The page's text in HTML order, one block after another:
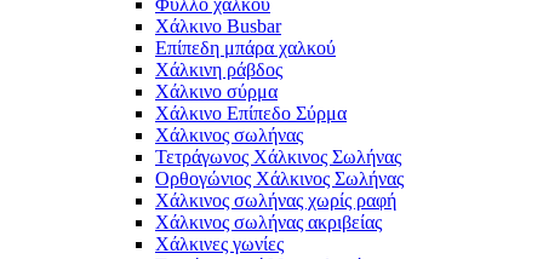
Φύλλο χαλκού
Χάλκινο Busbar
Επίπεδη μπάρα χαλκού
Χάλκινη ράβδος
Χάλκινο σύρμα
Χάλκινο Επίπεδο Σύρμα
Χάλκινος σωλήνας
Τετράγωνος Χάλκινος Σωλήνας
Ορθογώνιος Χάλκινος Σωλήνας
Χάλκινος σωλήνας χωρίς ραφή
Χάλκινος σωλήνας ακριβείας
Χάλκινες γωνίες